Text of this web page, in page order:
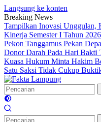
Langsung ke konten
Breaking News
Tampilkan Inovasi Unggulan,
Kinerja Semester I Tahun 2026
Pekon Tanggamus Pekan
Donor Darah Pada Hari
Kuasa Hukum Minta Hakim
Satu Saksi Tidak Cukup